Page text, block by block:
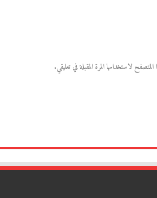
لاستخدامها المرة المقبلة في تعليقي.